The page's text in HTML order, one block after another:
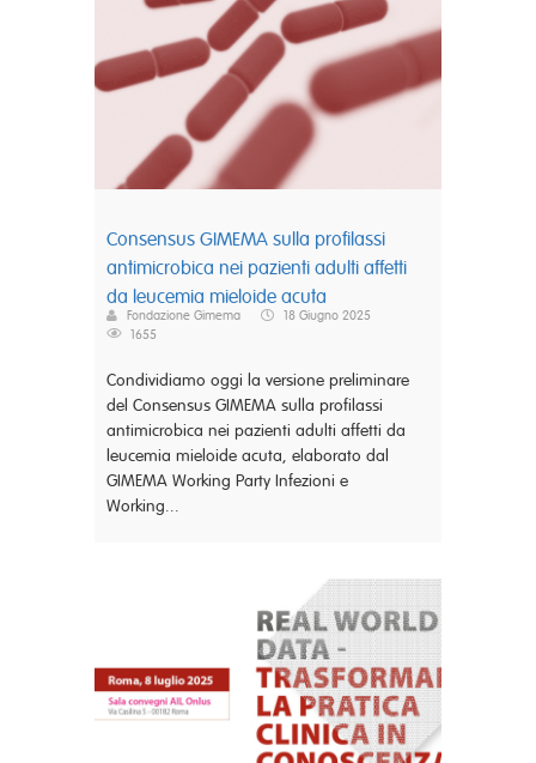
Consensus GIMEMA sulla profilassi
antimicrobica nei pazienti adulti affetti
da leucemia mieloide acuta
Fondazione Gimema
18 Giugno 2025
1655
Condividiamo oggi la versione preliminare
del Consensus GIMEMA sulla profilassi
antimicrobica nei pazienti adulti affetti da
leucemia mieloide acuta, elaborato dal
GIMEMA Working Party Infezioni e
Working...